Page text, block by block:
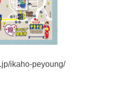
ikaho-peyoung/